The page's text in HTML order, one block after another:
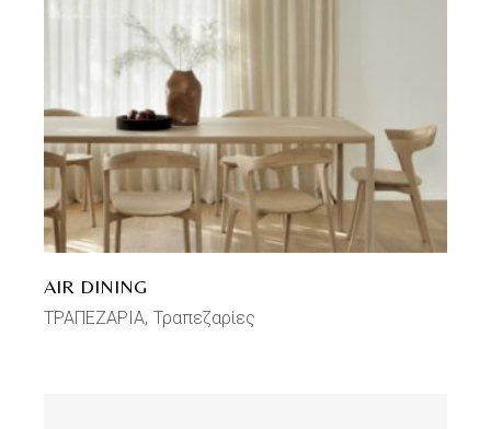
AIR DINING
ΤΡΑΠΕΖΑΡΙΑ Τραπεζαρίες